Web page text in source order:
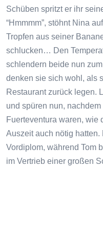
Schüben spritzt er ihr
“Hmmmm”, stöhnt Nina
Tropfen aus seiner
schlucken… Den
schlendern beide nun
denken sie sich wohl, als
Restaurant zurück legen.
und spüren nun,
Fuerteventura waren, wie
Auszeit auch nötig
Vordiplom, während Tom
im Vertrieb einer großen